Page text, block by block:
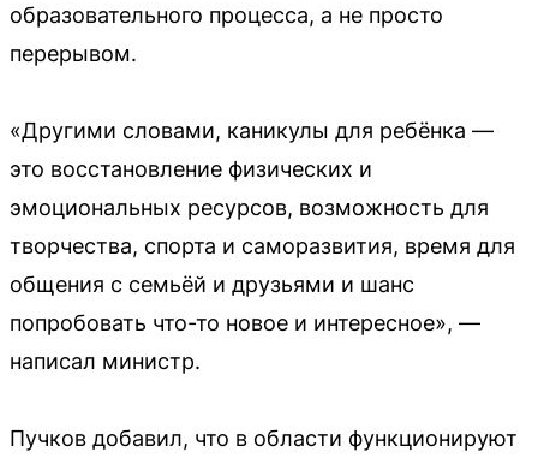
образовательного процесса, а не просто
перерывом.
«Другими словами, каникулы для ребёнка —
это восстановление физических и
эмоциональных ресурсов, возможность для
творчества, спорта и саморазвития, время для
общения с семьёй и друзьями и шанс
попробовать что-то новое и интересное», —
написал министр.
Пучков добавил, что в области функционируют